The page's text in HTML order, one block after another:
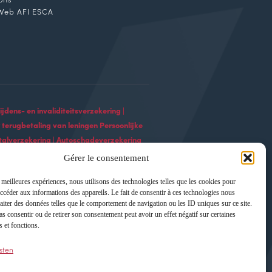
Gérer le consentement
expériences, nous utilisons des technologies telles que les cookies pour
aux informations des appareils. Le fait de consentir à ces technologies nous
des données telles que le comportement de navigation ou les ID uniques sur ce site.
consentir ou de retirer son consentement peut avoir un effet négatif sur certaines
et fonctions.
AFI ESCA
en invaliditeitsverzekering |
van leningen Persoonlijke
| Autoschadeverzekering
Kredietgarantieverzekering |
| Bootleningverzekering |
Verzekering voor
voor leningen voor hernieuwbare
zakelijke leningen | Liberale
| Verzekering voor professionele
leningverzekeringsdiensten |
importeren | Leningverzekering voor